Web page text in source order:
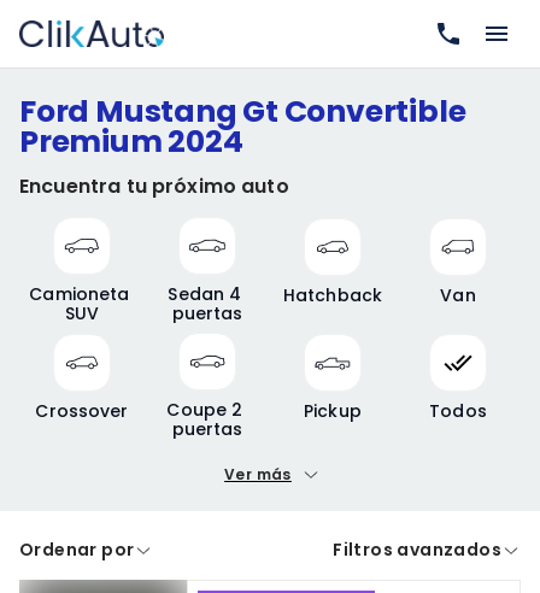
Ford Mustang Gt Convertible
Premium 2024
Encuentra tu próximo auto
Camioneta
SUV
Sedan 4
puertas
Hatchback Van
Crossover
Coupe 2
puertas
Pickup Todos
Precio máximo
A crédito De contado
Ver más
Ordenar por Filtros avanzados